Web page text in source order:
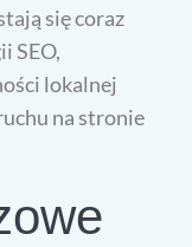
się coraz
SEO,
lokalnej
na stronie